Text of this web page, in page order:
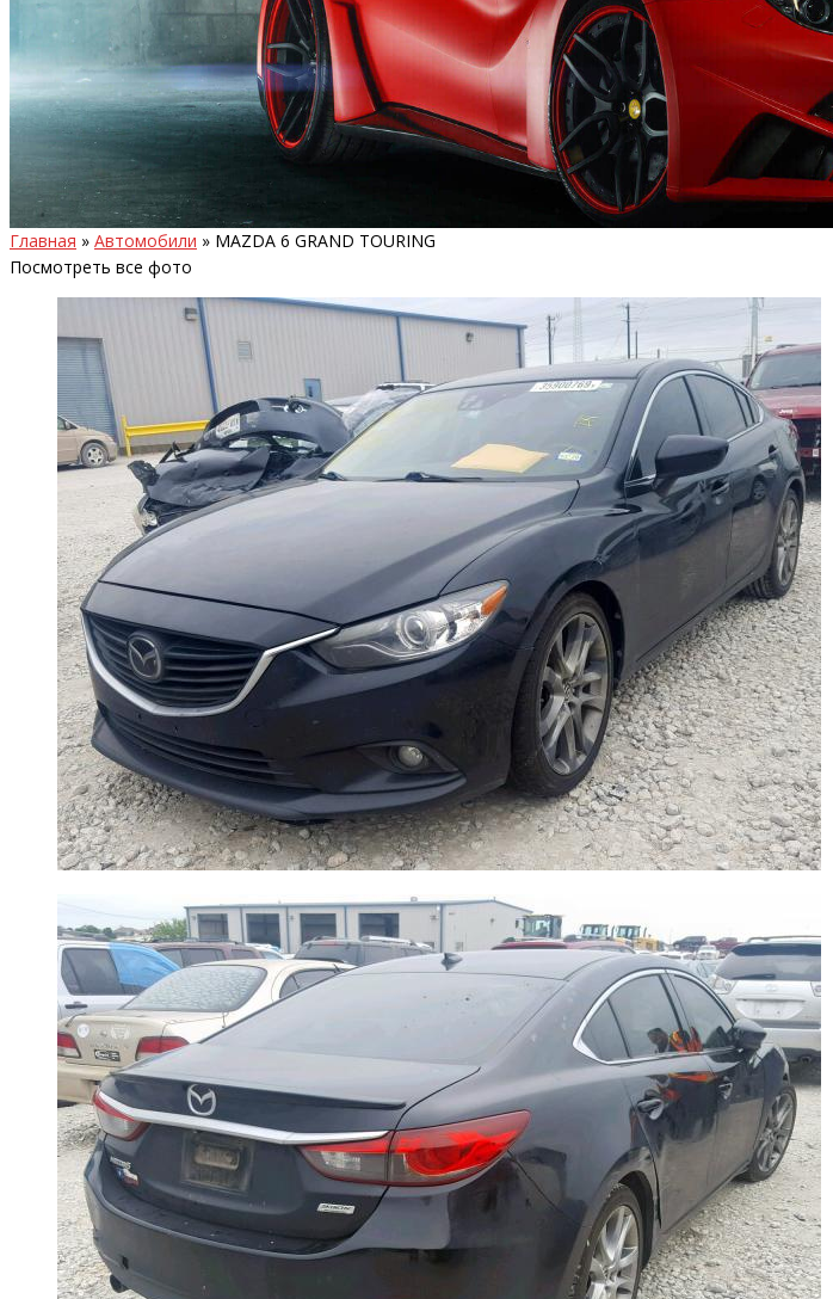
Главная » Автомобили » MAZDA 6 GRAND TOURING
Посмотреть все фото